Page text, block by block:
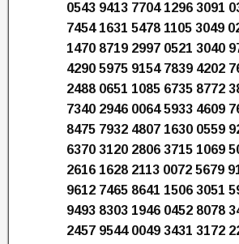
0543 9413 7704 1296 3091
7454 1631 5478 1105 3049
1470 8719 2997 0521 3040
4290 5975 9154 7839 4202
2488 0651 1085 6735 8772
7340 2946 0064 5933 4609
8475 7932 4807 1630 0559
6370 3120 2806 3715 1069
2616 1628 2113 0072 5679
9612 7465 8641 1506 3051
9493 8303 1946 0452 8078
2457 9544 0049 3431 3172